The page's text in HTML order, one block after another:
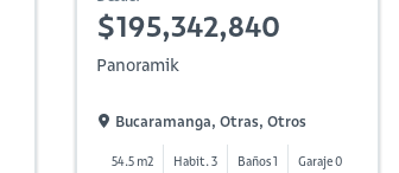
$195,342,840
Panoramik
Bucaramanga, Otras, Otros
54.5 m2 Habit. 3 Baños 1 Garaje 0